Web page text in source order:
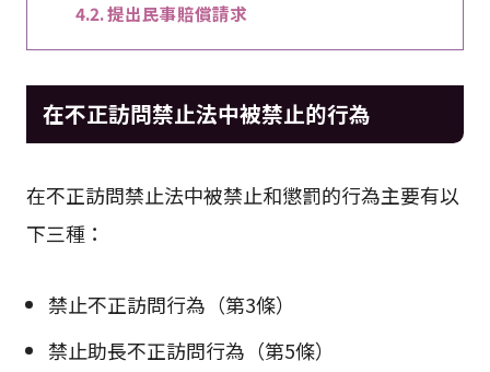
提出民事賠償請求
在不正訪問禁止法中被禁止的行為
在不正訪問禁止法中被禁止和懲罰的行為主要有以
下三種：
禁止不正訪問行為（第3條）
禁止助長不正訪問行為（第5條）